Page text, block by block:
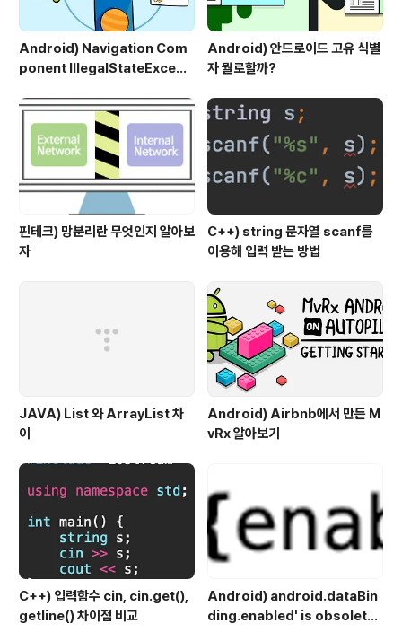
Android) Navigation Com
ponent IllegalStateExcepti
tion 예외
Android) 안드로이드 고유 식별
자 뭘로할까?
핀테크) 망분리란 무엇인지 알아보
자
C++) string 문자열 scanf를
이용해 입력 받는 방법
JAVA) List 와 ArrayList 차
이
Android) Airbnb에서 만든 M
vRx 알아보기
C++) 입력함수 cin, cin.get(),
getline() 차이점 비교
Android) android.dataBin
ding.enabled' is obsolete